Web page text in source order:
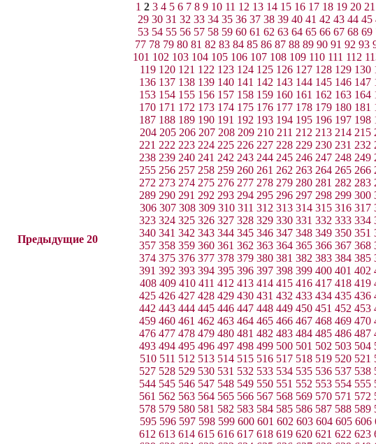
Предыдущие 20
1 2 3 4 5 6 7 8 9 10 11 12 13 14 15 16 17 18 19 20 21
29 30 31 32 33 34 35 36 37 38 39 40 41 42 43 44 45
53 54 55 56 57 58 59 60 61 62 63 64 65 66 67 68 69
77 78 79 80 81 82 83 84 85 86 87 88 89 90 91 92 93
101 102 103 104 105 106 107 108 109 110 111 112
119 120 121 122 123 124 125 126 127 128 129 130
136 137 138 139 140 141 142 143 144 145 146 147
153 154 155 156 157 158 159 160 161 162 163 164
170 171 172 173 174 175 176 177 178 179 180 181
187 188 189 190 191 192 193 194 195 196 197 198
204 205 206 207 208 209 210 211 212 213 214 215
221 222 223 224 225 226 227 228 229 230 231 232
238 239 240 241 242 243 244 245 246 247 248 249
255 256 257 258 259 260 261 262 263 264 265 266
272 273 274 275 276 277 278 279 280 281 282 283
289 290 291 292 293 294 295 296 297 298 299 300
306 307 308 309 310 311 312 313 314 315 316 317
323 324 325 326 327 328 329 330 331 332 333 334
340 341 342 343 344 345 346 347 348 349 350 351
357 358 359 360 361 362 363 364 365 366 367 368
374 375 376 377 378 379 380 381 382 383 384 385
391 392 393 394 395 396 397 398 399 400 401 402
408 409 410 411 412 413 414 415 416 417 418 419
425 426 427 428 429 430 431 432 433 434 435 436
442 443 444 445 446 447 448 449 450 451 452 453
459 460 461 462 463 464 465 466 467 468 469 470
476 477 478 479 480 481 482 483 484 485 486 487
493 494 495 496 497 498 499 500 501 502 503 504
510 511 512 513 514 515 516 517 518 519 520 521
527 528 529 530 531 532 533 534 535 536 537 538
544 545 546 547 548 549 550 551 552 553 554 555
561 562 563 564 565 566 567 568 569 570 571 572
578 579 580 581 582 583 584 585 586 587 588 589
595 596 597 598 599 600 601 602 603 604 605 606
612 613 614 615 616 617 618 619 620 621 622 623